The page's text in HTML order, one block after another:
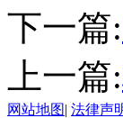
下一篇:
上一篇:
网站地图| 法律声